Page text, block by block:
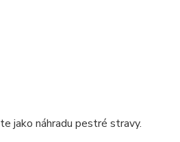
jako náhradu pestré stravy.